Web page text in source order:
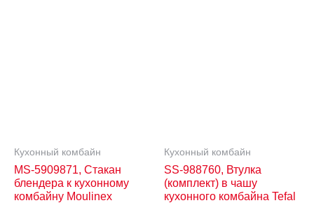
Кухонный комбайн
MS-5909871, Стакан
блендера к кухонному
комбайну Moulinex
Кухонный комбайн
SS-988760, Втулка
(комплект) в чашу
кухонного комбайна Tefal